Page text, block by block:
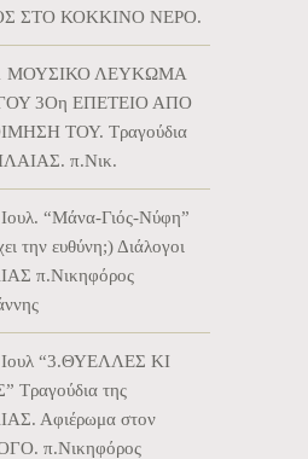
ΣΤΟ ΚΟΚΚΙΝΟ ΝΕΡΟ.
ΜΟΥΣΙΚΟ ΛΕΥΚΩΜΑ
3Οη ΕΠΕΤΕΙΟ ΑΠΟ
ΤΟΥ. Τραγούδια
π.Νικ.
“Μάνα-Γιός-Νύφη”
την ευθύνη;) Διάλογοι
π.Νικηφόρος
Ιουλ “3.ΘΥΕΛΛΕΣ ΚΙ
Τραγούδια της
Αφιέρωμα στον
π.Νικηφόρος